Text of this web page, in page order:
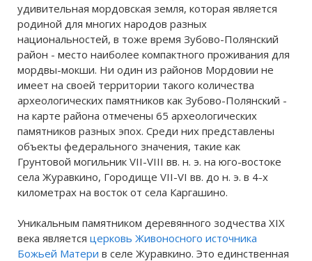
удивительная мордовская земля, которая является
родиной для многих народов разных
национальностей, в тоже время Зубово-Полянский
район - место наиболее компактного проживания для
мордвы-мокши. Ни один из районов Мордовии не
имеет на своей территории такого количества
археологических памятников как Зубово-Полянский -
на карте района отмечены 65 археологических
памятников разных эпох. Среди них представлены
объекты федерального значения, такие как
Грунтовой могильник VII-VIII вв. н. э. на юго-востоке
села Журавкино, Городище VII-VI вв. до н. э. в 4-х
километрах на восток от села Каргашино.
Уникальным памятником деревянного зодчества XIX
века является церковь Живоносного источника
Божьей Матери в селе Журавкино. Это единственная